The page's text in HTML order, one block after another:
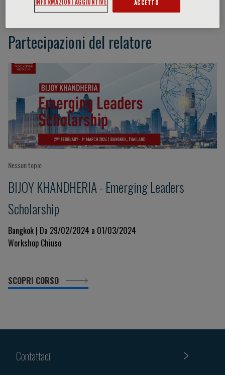
Partecipazioni del relatore
Nessun topic
BIJOY KHANDHERIA - Emerging Leaders
Scholarship
Bangkok | Da 29/02/2024 a 01/03/2024
Workshop Chiuso
SCOPRI CORSO
Contattaci
INFORMAZIONI AGGIUNTIVE ACCETTO